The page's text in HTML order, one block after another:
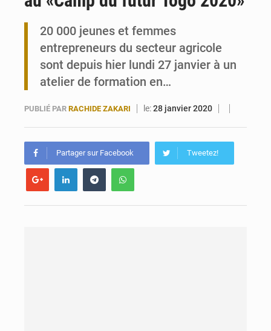
Togo : 300 000 tonnes visées pour la filière soja bio
20 000 jeunes et femmes
entrepreneurs du secteur agricole
sont depuis hier lundi 27 janvier à un
atelier de formation en…
PUBLIÉ PAR RACHIDE ZAKARI le:28 janvier 2020
Partager sur Facebook Tweetez!